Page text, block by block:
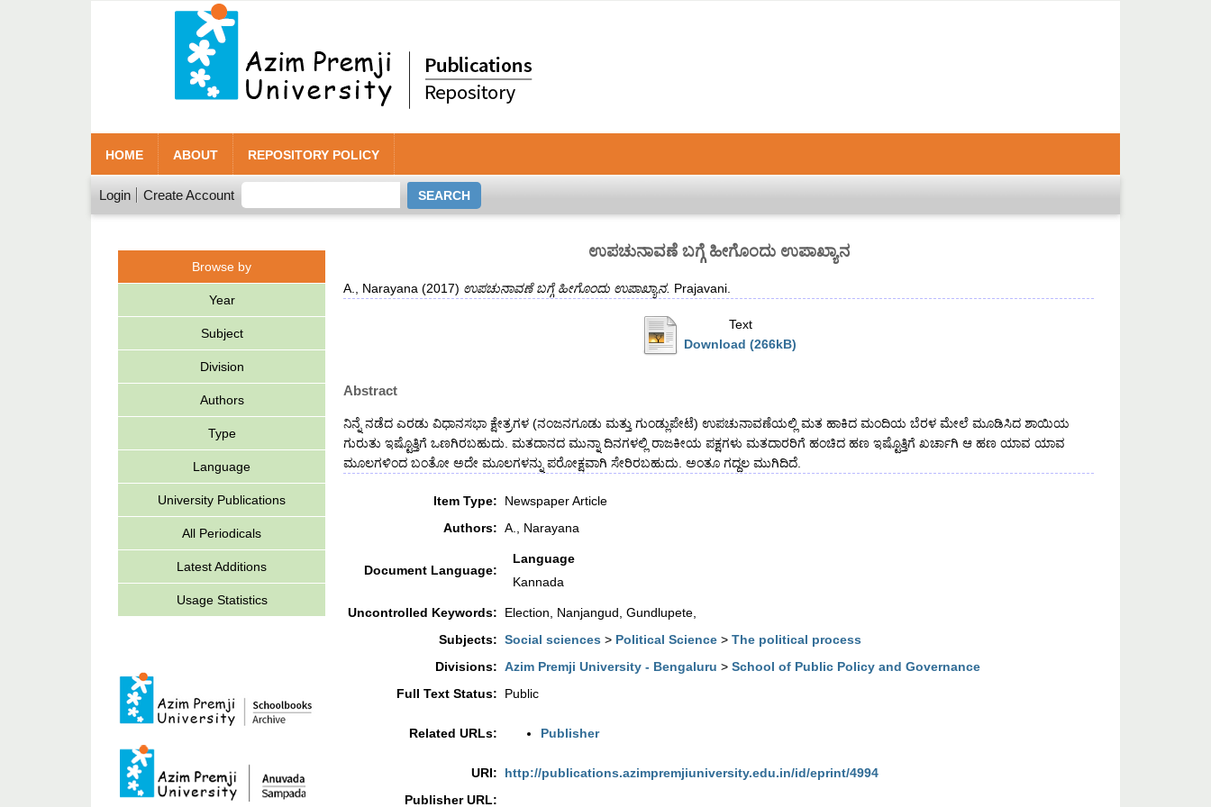
HOME ABOUT REPOSITORY POLICY
Login Create Account
Browse by
Year
Subject
Division
Authors
Type
Language
University Publications
All Periodicals
Latest Additions
Usage Statistics
ಉಪಚುನಾವಣೆ ಬಗ್ಗೆ ಹೀಗೊಂದು ಉಪಾಖ್ಯಾನ
A., Narayana (2017) ಉಪಚುನಾವಣೆ ಬಗ್ಗೆ ಹೀಗೊಂದು ಉಪಾಖ್ಯಾನ. Prajavani.
Text
Download (266kB)
Abstract
ನಿನ್ನೆ ನಡೆದ ಎರಡು ವಿಧಾನಸಭಾ ಕ್ಷೇತ್ರಗಳ (ನಂಜನಗೂಡು ಮತ್ತು ಗುಂಡ್ಲುಪೇಟೆ) ಉಪಚುನಾವಣೆಯಲ್ಲಿ ಮತ ಹಾಕಿದ ಮಂದಿಯ ಬೆರಳ ಮೇಲೆ ಮೂಡಿಸಿದ ಶಾಯಿಯ
ಗುರುತು ಇಷ್ಟೊತ್ತಿಗೆ ಒಣಗಿರಬಹುದು. ಮತದಾನದ ಮುನ್ನಾ ದಿನಗಳಲ್ಲಿ ರಾಜಕೀಯ ಪಕ್ಷಗಳು ಮತದಾರರಿಗೆ ಹಂಚಿದ ಹಣ ಇಷ್ಟೊತ್ತಿಗೆ ಖರ್ಚಾಗಿ ಆ ಹಣ ಯಾವ ಯಾವ
ಮೂಲಗಳಿಂದ ಬಂತೋ ಅದೇ ಮೂಲಗಳನ್ನು ಪರೋಕ್ಷವಾಗಿ ಸೇರಿರಬಹುದು. ಅಂತೂ ಗದ್ದಲ ಮುಗಿದಿದೆ.
Item Type:
Newspaper Article
Authors: A., Narayana
Document Language:
Language
Kannada
Uncontrolled Keywords:
Election, Nanjangud, Gundlupete,
Subjects: Social sciences > Political Science > The political process
Divisions: Azim Premji University - Bengaluru > School of Public Policy and Governance
Full Text Status:
Public
Related URLs: Publisher
URI:
http://publications.azimpremjiuniversity.edu.in/id/eprint/4994
Publisher URL: